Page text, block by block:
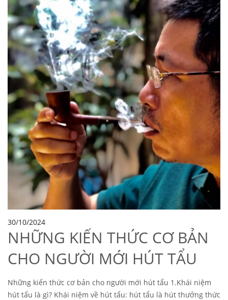
30/10/2024
NHỮNG KIẾN THỨC CƠ BẢN
CHO NGƯỜI MỚI HÚT TẨU
Những kiến thức cơ bản cho người mới hút tẩu 1.Khái niệm
hút tẩu là gì? Khái niệm về hút tẩu: hút tẩu là hút thưởng thức